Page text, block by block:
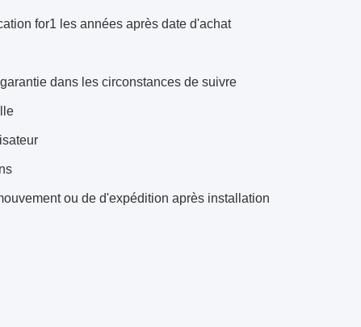
for1 les années après date d'achat
dans les circonstances de suivre
ou de d'expédition après installation